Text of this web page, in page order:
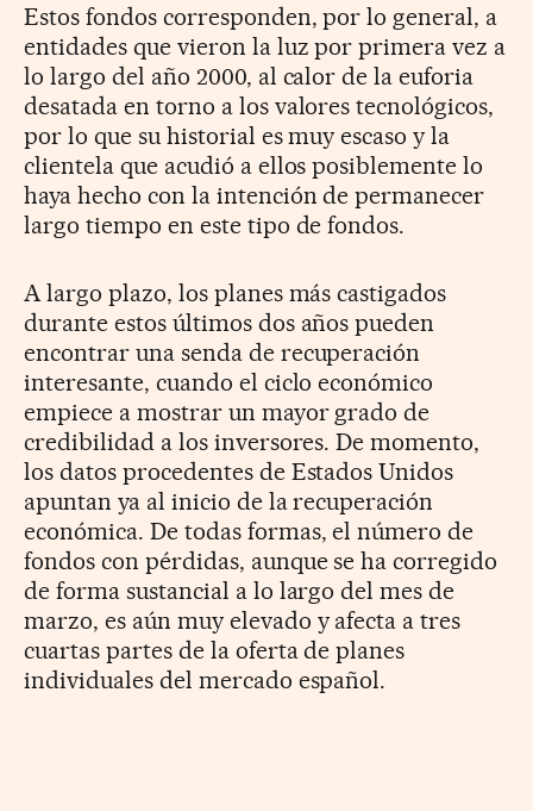
Estos fondos corresponden, por lo general, a
entidades que vieron la luz por primera vez a
lo largo del año 2000, al calor de la euforia
desatada en torno a los valores tecnológicos,
por lo que su historial es muy escaso y la
clientela que acudió a ellos posiblemente lo
haya hecho con la intención de permanecer
largo tiempo en este tipo de fondos.
A largo plazo, los planes más castigados
durante estos últimos dos años pueden
encontrar una senda de recuperación
interesante, cuando el ciclo económico
empiece a mostrar un mayor grado de
credibilidad a los inversores. De momento,
los datos procedentes de Estados Unidos
apuntan ya al inicio de la recuperación
económica. De todas formas, el número de
fondos con pérdidas, aunque se ha corregido
de forma sustancial a lo largo del mes de
marzo, es aún muy elevado y afecta a tres
cuartas partes de la oferta de planes
individuales del mercado español.